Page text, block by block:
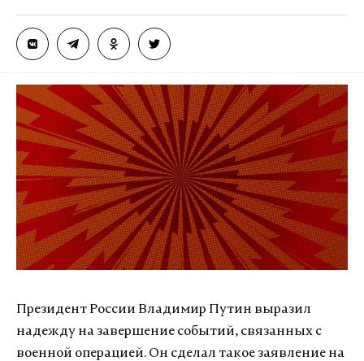
Президент России Владимир Путин выразил
надежду на завершение событий, связанных с
военной операцией. Он сделал такое заявление на